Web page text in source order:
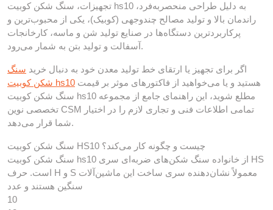
تجهیزات، سنگ شکن کوبیت hs10 به دلیل طراحی منحصربه‌فرد،
راندمان بالا و تولید مصالح چندوجهی (کوبیک)، یکی از محبوب‌ترین و
پرکاربردترین دستگاه‌ها در صنایع تولید شن و ماسه، کارخانجات
آسفالت و تولید بتن به شمار می‌رود.
اگر برای تجهیز یا ارتقای خط تولید معدن خود به دنبال خرید سنگ
شکن کوبیت hs10
سنگ شکن کوبیت hs10 مطلع شوید، این راهنمای جامع از مجموعه
تخصصی نوین CSM تمامی اطلاعات فنی و تجاری لازم را در اختیار
شما قرار می‌دهد.
سنگ شکن کوبیت HS10 چیست و چگونه کار می‌کند؟
سنگ شکن کوبیت hs10 از خانواده سنگ شکن‌های ضربه‌ای سری HS
است. حرف H و S معمولاً نشان‌دهنده سری ساخت این ماشین‌آلات
سنگین هستند و عدد
10